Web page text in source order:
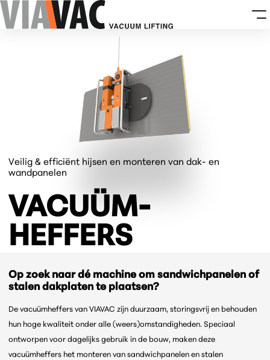
Veilig & efficiënt hijsen en monteren van dak- en
wandpanelen
VACUÜM­
HEFFERS
Op zoek naar dé machine om sandwichpanelen of
stalen dakplaten te plaatsen?
De vacuümheffers van VIAVAC zijn duurzaam, storingsvrij en behouden
hun hoge kwaliteit onder alle (weers)omstandigheden. Speciaal
ontworpen voor dagelijks gebruik in de bouw, maken deze
vacuümheffers het monteren van sandwichpanelen en stalen